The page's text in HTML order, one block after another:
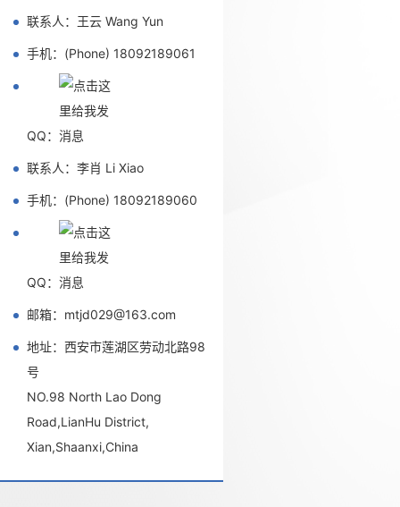
联系人：王云 Wang Yun
手机：(Phone) 18092189061
QQ：
联系人：李肖 Li Xiao
手机：(Phone) 18092189060
QQ：
邮箱：mtjd029@163.com
地址：西安市莲湖区劳动北路98
号
NO.98 North Lao Dong
Road,LianHu District,
Xian,Shaanxi,China